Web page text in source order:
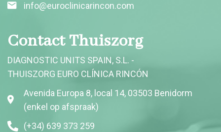
info@euroclinicarincon.com
Contact Thuiszorg
DIAGNOSTIC UNITS SPAIN, S.L. -
THUISZORG EURO CLÍNICA RINCÓN
Avenida Europa 8, local 14, 03503 Benidorm
(enkel op afspraak)
(+34) 639 373 259